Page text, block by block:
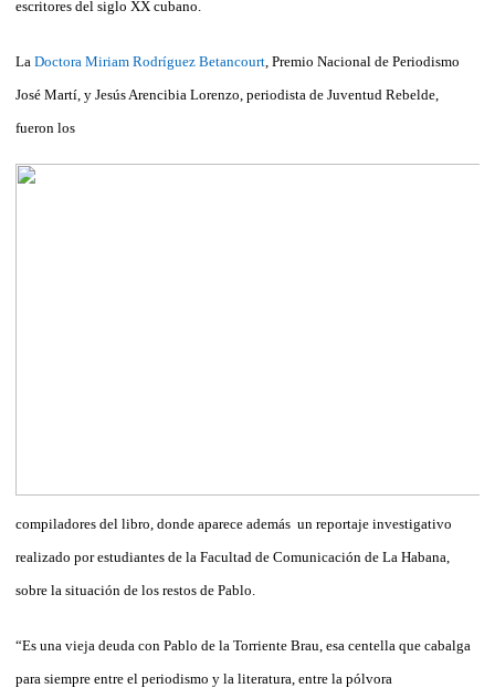
escritores del siglo XX cubano.
La Doctora Miriam Rodríguez Betancourt , Premio Nacional de Periodismo
José Martí, y Jesús Arencibia Lorenzo, periodista de Juventud Rebelde,
fueron los
compiladores del libro, donde aparece además un reportaje investigativo
realizado por estudiantes de la Facultad de Comunicación de La Habana,
sobre la situación de los restos de Pablo.
“Es una vieja deuda con Pablo de la Torriente Brau, esa centella que cabalga
para siempre entre el periodismo y la literatura, entre la pólvora